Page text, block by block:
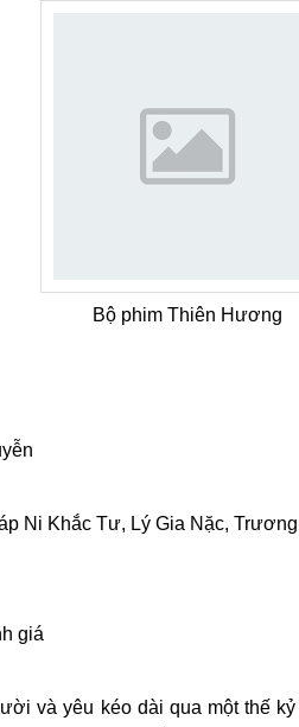
Bộ phim Thiên Hương
Ni Khắc Tư, Lý Gia Nặc,
giá
và yêu kéo dài qua một thế